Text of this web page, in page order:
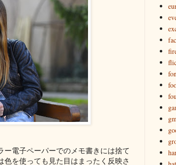
電子ペーパーでのメモ書きには捨て
を使っても見た目はまったく反映さ